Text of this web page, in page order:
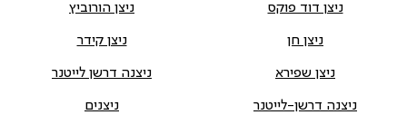
ניצן דוד פוקס ניצן הורוביץ
ניצן חן ניצן קידר
ניצן שפירא ניצנה דרשן לייטנר
ניצנה דרשן-לייטנר ניצנים